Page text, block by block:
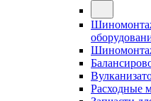
Расходные